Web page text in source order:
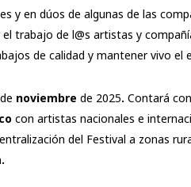
y en dúos de algunas de las
trabajo de l@s artistas y
de calidad y mantener vivo el
noviembre de 2025. Contará
con artistas nacionales e
del Festival a zonas